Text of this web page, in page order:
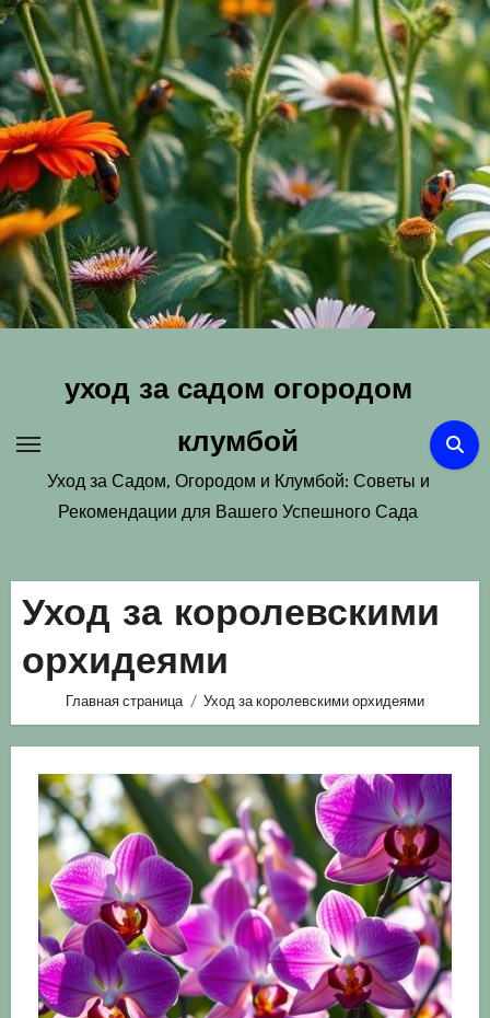
Перейти
к
содержимому
уход за садом огородом
клумбой
Уход за Садом, Огородом и Клумбой: Советы и
Рекомендации для Вашего Успешного Сада
Уход за королевскими
орхидеями
Главная страница Уход за королевскими орхидеями